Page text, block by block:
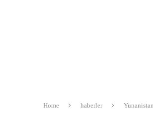
Home haberler